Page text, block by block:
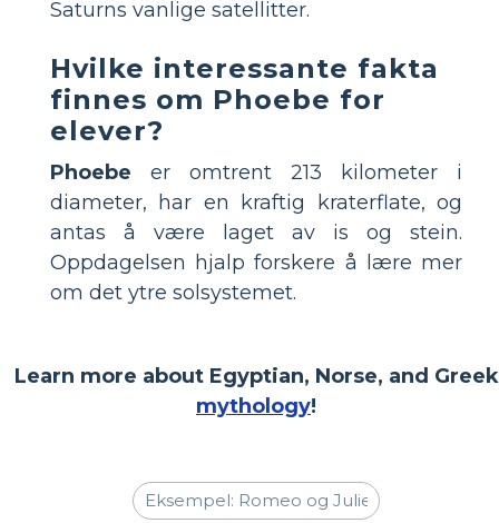
Saturns vanlige satellitter.
Hvilke interessante fakta
finnes om Phoebe for
elever?
Phoebe er omtrent 213 kilometer i
diameter, har en kraftig kraterflate, og
antas å være laget av is og stein.
Oppdagelsen hjalp forskere å lære mer
om det ytre solsystemet.
Learn more about Egyptian, Norse, and Greek
mythology!